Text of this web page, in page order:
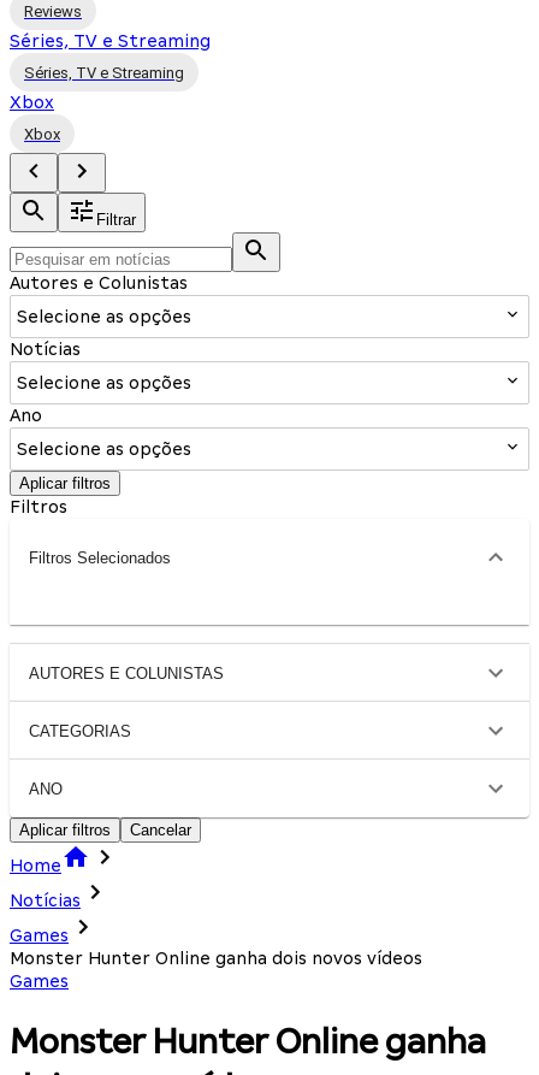
Reviews
Séries, TV e Streaming
Séries, TV e Streaming
Xbox
Xbox
Filtrar
Autores e Colunistas
Selecione as opções
Notícias
Selecione as opções
Ano
Selecione as opções
Aplicar filtros
Filtros
Filtros Selecionados
AUTORES E COLUNISTAS
CATEGORIAS
ANO
Aplicar filtros Cancelar
Home
Notícias
Games
Monster Hunter Online ganha dois novos vídeos
Games
Monster Hunter Online ganha